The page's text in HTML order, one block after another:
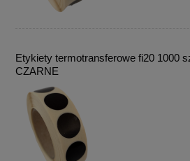
Etykiety termotransferowe fi20 1000
CZARNE